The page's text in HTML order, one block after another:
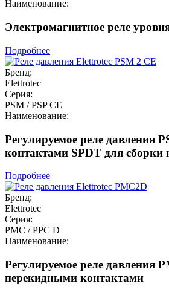
Наименование:
Электромагнитное реле
Подробнее
Бренд:
Elettrotec
Серия:
PSM / PSP CE
Наименование:
Регулируемое реле давления
контактами SPDT для сборки
Подробнее
Бренд:
Elettrotec
Серия:
PMC / PPC D
Наименование:
Регулируемое реле давления
перекидными контактами